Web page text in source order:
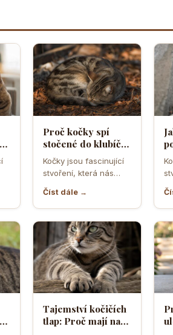
Proč kočky spí
stočené do klubíčka
a jak si tím chrání
tělesné teplo a
orgány
Kočky jsou fascinující
stvoření, která nás
svým chováním a
postoji. Jedno z…
Číst dále →
Tajemství kočičích
tlap: Proč mají na